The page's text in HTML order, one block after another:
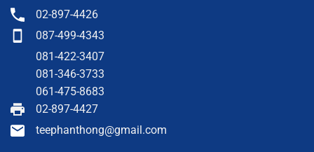
02-897-4426
087-499-4343
081-422-3407
081-346-3733
061-475-8683
02-897-4427
teephanthong@gmail.com